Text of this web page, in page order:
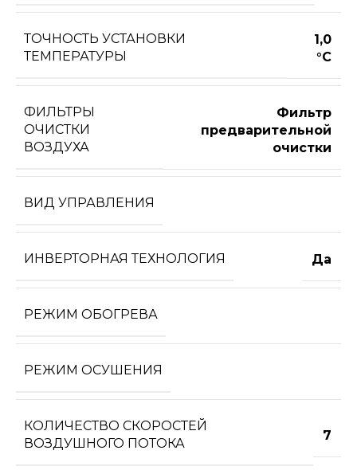
ТОЧНОСТЬ УСТАНОВКИ
ТЕМПЕРАТУРЫ
1,0
°С
ФИЛЬТРЫ
ОЧИСТКИ
ВОЗДУХА
Фильтр
предварительной
очистки
ВИД УПРАВЛЕНИЯ
ИНВЕРТОРНАЯ ТЕХНОЛОГИЯ Да
РЕЖИМ ОБОГРЕВА
РЕЖИМ ОСУШЕНИЯ
КОЛИЧЕСТВО СКОРОСТЕЙ
ВОЗДУШНОГО ПОТОКА
7